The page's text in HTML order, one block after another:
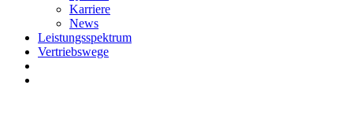
Karriere
News
Leistungsspektrum
Vertriebswege